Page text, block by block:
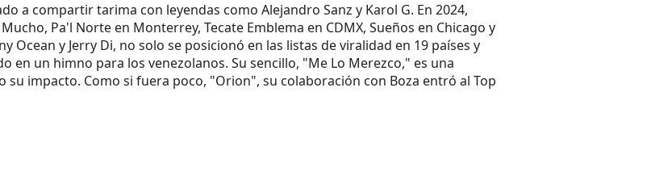
a compartir tarima con leyendas como Alejandro Sanz y Karol G. En 2024,
Pa'l Norte en Monterrey, Tecate Emblema en CDMX, Sueños en Chicago y
Ocean y Jerry Di, no solo se posicionó en las listas de viralidad en 19 países y
en un himno para los venezolanos. Su sencillo, "Me Lo Merezco," es una
impacto. Como si fuera poco, "Orion", su colaboración con Boza entró al Top